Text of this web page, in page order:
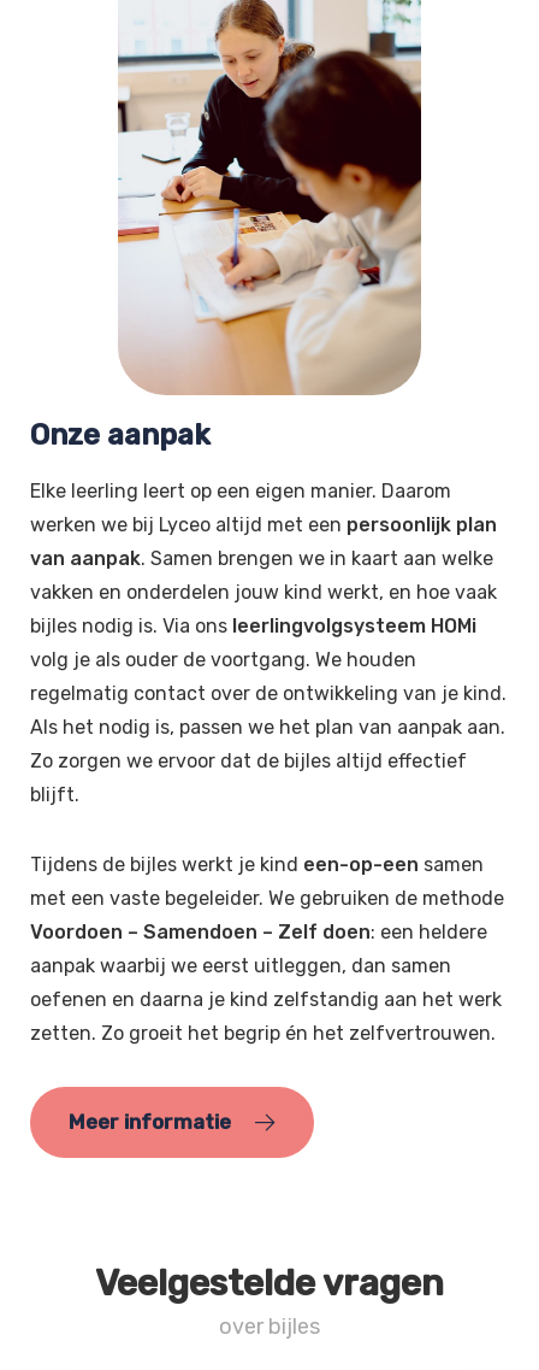
Onze aanpak
Elke leerling leert op een eigen manier. Daarom
werken we bij Lyceo altijd met een persoonlijk plan
van aanpak. Samen brengen we in kaart aan welke
vakken en onderdelen jouw kind werkt, en hoe vaak
bijles nodig is. Via ons leerlingvolgsysteem HOMi
volg je als ouder de voortgang. We houden
regelmatig contact over de ontwikkeling van je kind.
Als het nodig is, passen we het plan van aanpak aan.
Zo zorgen we ervoor dat de bijles altijd effectief
blijft.
Tijdens de bijles werkt je kind een-op-een samen
met een vaste begeleider. We gebruiken de methode
Voordoen – Samendoen – Zelf doen: een heldere
aanpak waarbij we eerst uitleggen, dan samen
oefenen en daarna je kind zelfstandig aan het werk
zetten. Zo groeit het begrip én het zelfvertrouwen.
Meer informatie
Veelgestelde vragen
over bijles